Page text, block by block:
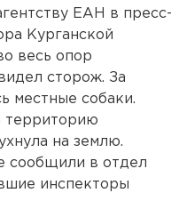
ЕАН в пресс-
Курганской
весь опор
сторож. За
местные собаки.
территорию
на землю.
сообщили в отдел
инспекторы